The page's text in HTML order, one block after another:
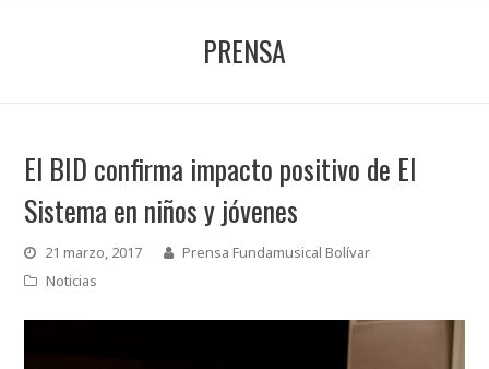
PRENSA
El BID confirma impacto positivo de El
Sistema en niños y jóvenes
21 marzo, 2017
Prensa Fundamusical Bolívar
Noticias